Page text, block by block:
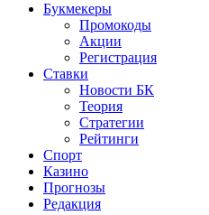
Букмекеры
Промокоды
Акции
Регистрация
Ставки
Новости БК
Теория
Стратегии
Рейтинги
Спорт
Казино
Прогнозы
Редакция